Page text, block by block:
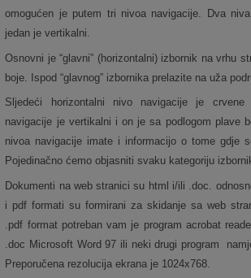
omogućen je putem tri nivoa navigacije. Dva
jedan je vertikalni.
Osnovni je “glavni” (horizontalni) izbornik na vrhu
boje. Ispod “glavnog” izbornika prelazite na uža
Sljedeći horizontalni nivo navigacije je
navigacije je vertikalni i on je sa podlogom plave
nivoa navigacije imate i informacijo o tome gdje
Pojedinačno ćemo objasniti svaku kategoriju
Dokumenti na web stranici su html i/ili .doc.
i pdf formati su formirani za skidanje sa web
.pdf format potreban vam je program acrobat
.doc Microsoft Word 97 ili neki drugi program
Preporučena rezolucija ekrana je 1024x768.